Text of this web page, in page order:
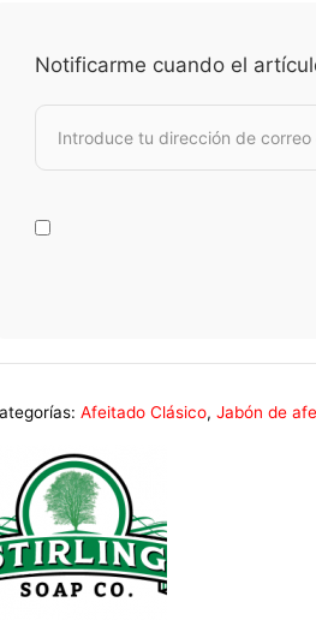
Notificarme cuando el
Afeitado Clásico,Jabón de